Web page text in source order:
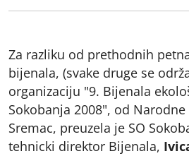
Za razliku od prethodnih
bijenala, (svake druge se
organizaciju "9. Bijenala
Sokobanja 2008", od
Sremac, preuzela je SO
tehnicki direktor Bijenala,